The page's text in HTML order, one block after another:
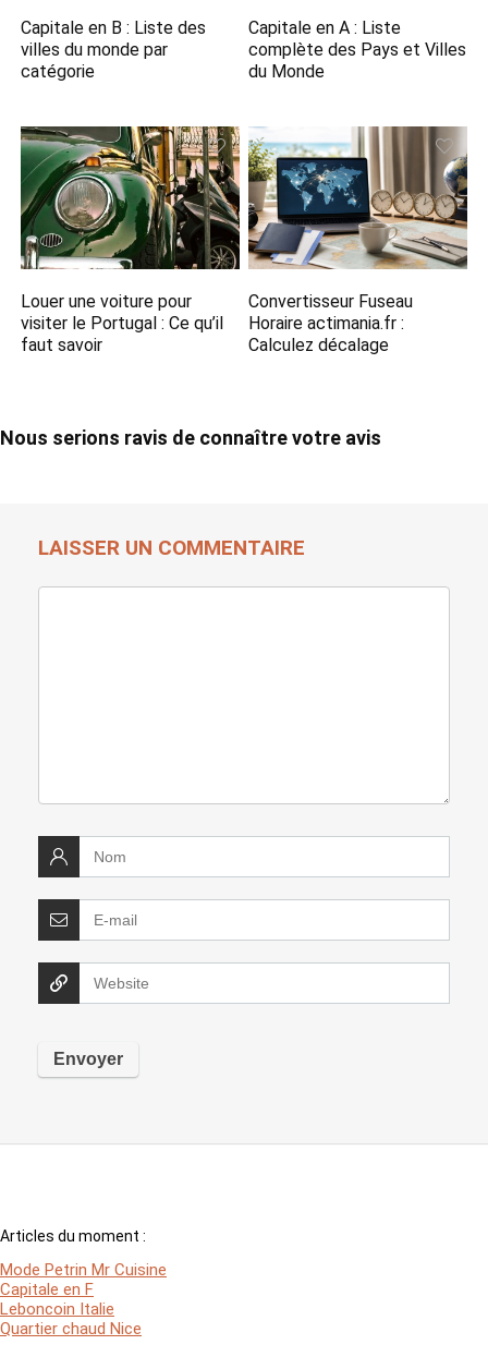
Capitale en B​ : Liste des
villes du monde par
catégorie
Capitale en A​ : Liste
complète des Pays et Villes
du Monde
Louer une voiture pour
visiter le Portugal : Ce qu’il
faut savoir
Convertisseur Fuseau
Horaire actimania.fr​ :
Calculez décalage
Nous serions ravis de connaître votre avis
LAISSER UN COMMENTAIRE
Articles du moment :
Mode Petrin Mr Cuisine
Capitale en F
Leboncoin Italie
Quartier chaud Nice